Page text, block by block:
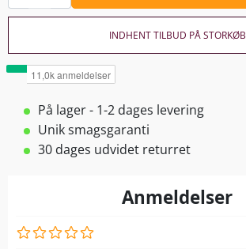
INDHENT TILBUD PÅ STORKØB
På lager - 1-2 dages levering
Unik smagsgaranti
30 dages udvidet returret
Anmeldelser